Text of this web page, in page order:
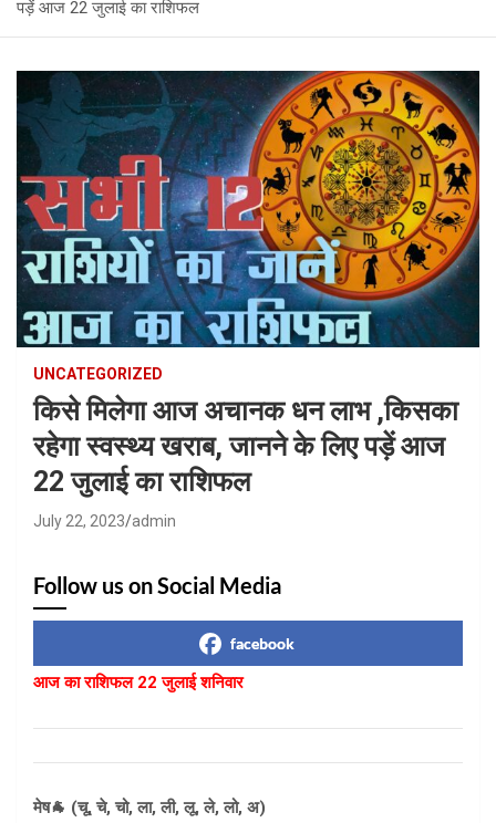
पड़ें आज 22 जुलाई का राशिफल
UNCATEGORIZED
किसे मिलेगा आज अचानक धन लाभ ,किसका
रहेगा स्वस्थ्य खराब, जानने के लिए पड़ें आज
22 जुलाई का राशिफल
July 22, 2023 admin
Follow us on Social Media
facebook
आज का राशिफल 22 जुलाई शनिवार
मेष🐐 (चू, चे, चो, ला, ली, लू, ले, लो, अ)